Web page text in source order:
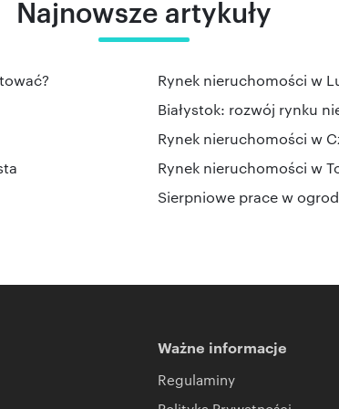
Najnowsze artykuły
Rynek nieruchomości w
Białystok: rozwój rynku
Rynek nieruchomości w
Rynek nieruchomości w
Sierpniowe prace w
Ważne informacje
Regulaminy